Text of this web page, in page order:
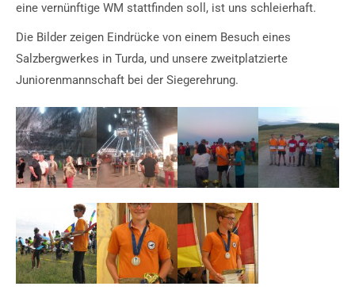
eine vernünftige WM stattfinden soll, ist uns schleierhaft.
Die Bilder zeigen Eindrücke von einem Besuch eines
Salzbergwerkes in Turda, und unsere zweitplatzierte
Juniorenmannschaft bei der Siegerehrung.